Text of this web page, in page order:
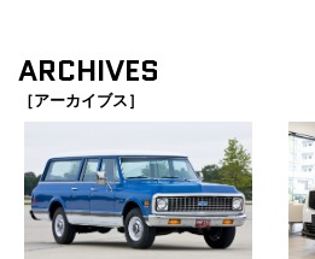
ARCHIVES
［アーカイブス］